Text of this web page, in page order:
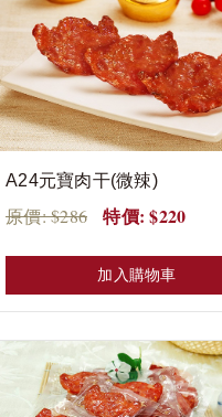
A24元寶肉干(微辣)
原價: $286 特價: $220
加入購物車